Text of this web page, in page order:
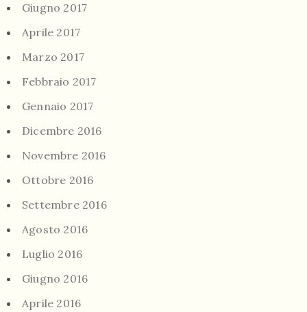
Giugno 2017
Aprile 2017
Marzo 2017
Febbraio 2017
Gennaio 2017
Dicembre 2016
Novembre 2016
Ottobre 2016
Settembre 2016
Agosto 2016
Luglio 2016
Giugno 2016
Aprile 2016